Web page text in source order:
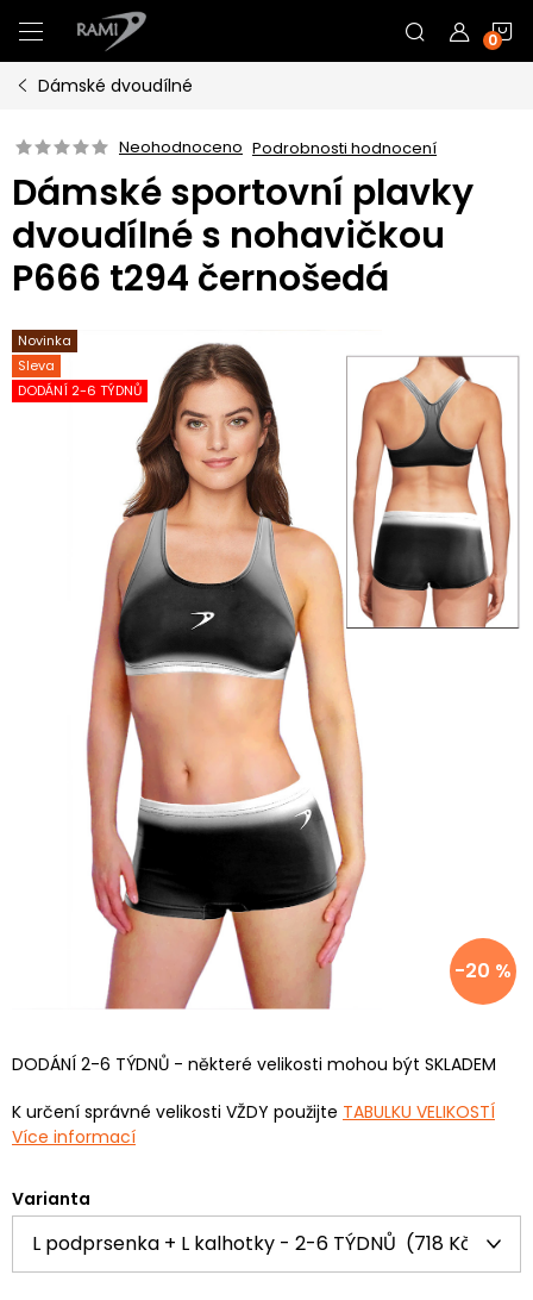
na
obsah
Dámské dvoudílné
Neohodnoceno Podrobnosti hodnocení
Dámské sportovní plavky
dvoudílné s nohavičkou
P666 t294 černošedá
Novinka
Sleva
DODÁNÍ 2-6 TÝDNŮ
-20 %
DODÁNÍ 2-6 TÝDNŮ - některé velikosti mohou být SKLADEM
K určení správné velikosti VŽDY použijte TABULKU VELIKOSTÍ
Více informací
Varianta